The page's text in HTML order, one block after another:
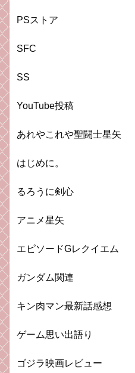
PSストア
SFC
SS
YouTube投稿
あれやこれや聖闘士星矢
はじめに。
るろうに剣心
アニメ星矢
エピソードGレクイエム
ガンダム関連
キン肉マン最新話感想
ゲーム思い出語り
ゴジラ映画レビュー